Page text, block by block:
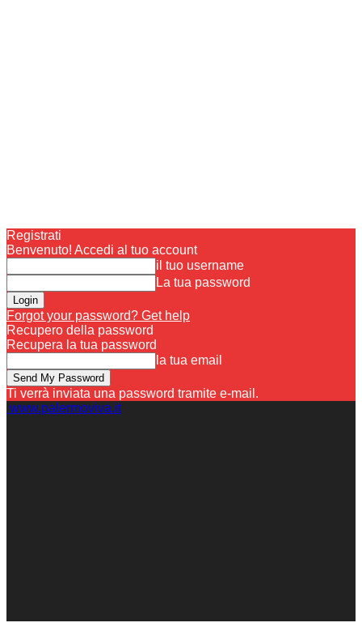
Registrati
Benvenuto! Accedi al tuo account
il tuo username
La tua password
Forgot your password? Get help
Recupero della password
Recupera la tua password
la tua email
Ti verrà inviata una password tramite e-mail.
www.palermoviva.it